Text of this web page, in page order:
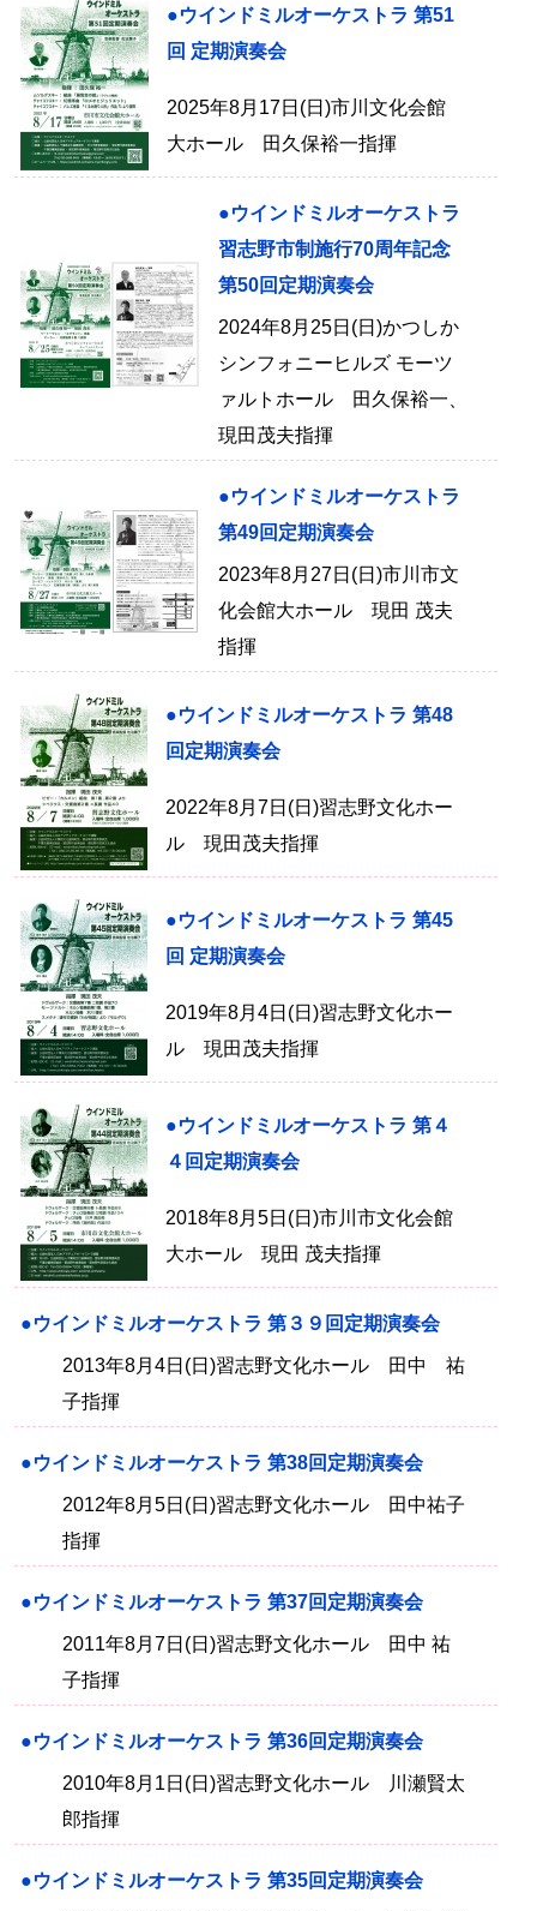
●ウインドミルオーケストラ 第51
回 定期演奏会
2025年8月17日(日)市川文化会館
大ホール 田久保裕一指揮
●ウインドミルオーケストラ
習志野市制施行70周年記念
第50回定期演奏会
2024年8月25日(日)かつしか
シンフォニーヒルズ モーツ
ァルトホール 田久保裕一、
現田茂夫指揮
●ウインドミルオーケストラ
第49回定期演奏会
2023年8月27日(日)市川市文
化会館大ホール 現田 茂夫
指揮
●ウインドミルオーケストラ 第48
回定期演奏会
2022年8月7日(日)習志野文化ホー
ル 現田茂夫指揮
●ウインドミルオーケストラ 第45
回 定期演奏会
2019年8月4日(日)習志野文化ホー
ル 現田茂夫指揮
●ウインドミルオーケストラ 第４
４回定期演奏会
2018年8月5日(日)市川市文化会館
大ホール 現田 茂夫指揮
●ウインドミルオーケストラ 第３９回定期演奏会
2013年8月4日(日)習志野文化ホール 田中 祐
子指揮
●ウインドミルオーケストラ 第38回定期演奏会
2012年8月5日(日)習志野文化ホール 田中祐子
指揮
●ウインドミルオーケストラ 第37回定期演奏会
2011年8月7日(日)習志野文化ホール 田中 祐
子指揮
●ウインドミルオーケストラ 第36回定期演奏会
2010年8月1日(日)習志野文化ホール 川瀬賢太
郎指揮
●ウインドミルオーケストラ 第35回定期演奏会